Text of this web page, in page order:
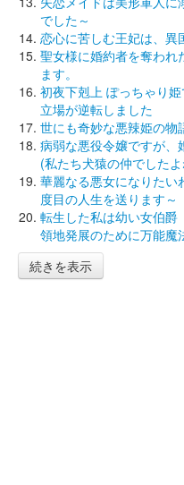
でした～
恋心に苦しむ王妃は、異
聖女様に婚約者を奪われ
ます。
初夜下剋上 ぽっちゃり
立場が逆転しました
世にも奇妙な悪辣姫の物
病弱な悪役令嬢ですが、
(私たち犬猿の仲でした
華麗なる悪女になりたい
度目の人生を送ります～
転生した私は幼い女伯爵
領地発展のために万能魔
続きを表示